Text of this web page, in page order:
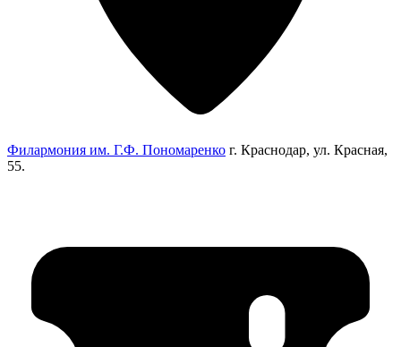
Филармония им. Г.Ф. Пономаренко г. Краснодар, ул. Красная,
55.